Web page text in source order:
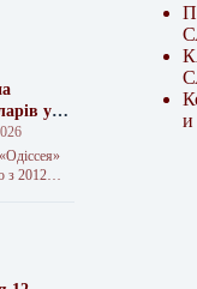
у
з 2012
и